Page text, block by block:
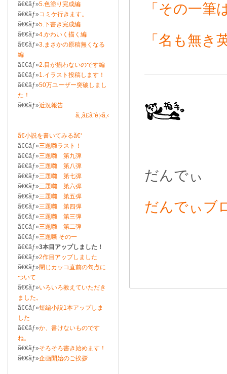
ã€€ãƒ»5.色塗り完成編
ã€€ãƒ»コミケ行きます。
ã€€ãƒ»5.下書き完成編
ã€€ãƒ»4.かわいく描く編
ã€€ãƒ»3.まさかの原稿無くなる
編
ã€€ãƒ»2.目が揃わないのです編
ã€€ãƒ»1.イラスト投稿します！
ã€€ãƒ»50万ユーザー突破しまし
た！
ã€€ãƒ»近況報告
ã‚‚ã£ã¨è¦‹ã‚‹
ã€小説を書いてみるã€‘
ã€€ãƒ»三題囃ラスト！
ã€€ãƒ»三題囃 第九弾
ã€€ãƒ»三題囃 第八弾
ã€€ãƒ»三題囃 第七弾
ã€€ãƒ»三題囃 第六弾
ã€€ãƒ»三題囃 第五弾
ã€€ãƒ»三題囃 第四弾
ã€€ãƒ»三題囃 第三弾
ã€€ãƒ»三題囃 第二弾
ã€€ãƒ»三題噺 その一
ã€€ãƒ»3本目アップしました！
ã€€ãƒ»2作目アップしました
ã€€ãƒ»閉じカッコ直前の句点に
ついて
ã€€ãƒ»いろいろ教えていただき
ました。
ã€€ãƒ»短編小説1本アップしま
した
ã€€ãƒ»か、書けないものです
ね。
ã€€ãƒ»そろそろ書き始めます！
ã€€ãƒ»企画開始のご挨拶
「その一筆
「名も無き
だんでぃ
だんでぃブ